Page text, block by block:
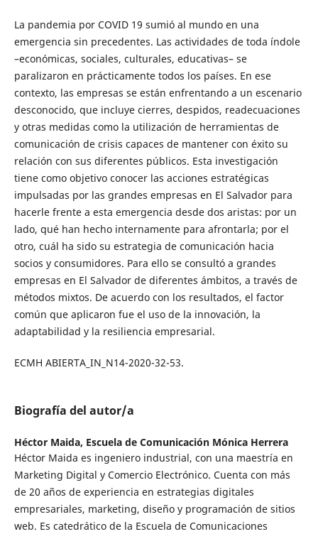
La pandemia por COVID 19 sumió al mundo en una
emergencia sin precedentes. Las actividades de toda índole
–económicas, sociales, culturales, educativas– se
paralizaron en prácticamente todos los países. En ese
contexto, las empresas se están enfrentando a un escenario
desconocido, que incluye cierres, despidos, readecuaciones
y otras medidas como la utilización de herramientas de
comunicación de crisis capaces de mantener con éxito su
relación con sus diferentes públicos. Esta investigación
tiene como objetivo conocer las acciones estratégicas
impulsadas por las grandes empresas en El Salvador para
hacerle frente a esta emergencia desde dos aristas: por un
lado, qué han hecho internamente para afrontarla; por el
otro, cuál ha sido su estrategia de comunicación hacia
socios y consumidores. Para ello se consultó a grandes
empresas en El Salvador de diferentes ámbitos, a través de
métodos mixtos. De acuerdo con los resultados, el factor
común que aplicaron fue el uso de la innovación, la
adaptabilidad y la resiliencia empresarial.
ECMH ABIERTA_IN_N14-2020-32-53.
Biografía del autor/a
Héctor Maida, Escuela de Comunicación Mónica Herrera
Héctor Maida es ingeniero industrial, con una maestría en
Marketing Digital y Comercio Electrónico. Cuenta con más
de 20 años de experiencia en estrategias digitales
empresariales, marketing, diseño y programación de sitios
web. Es catedrático de la Escuela de Comunicaciones